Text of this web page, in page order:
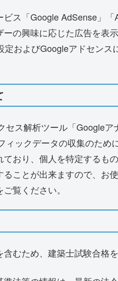
ス「Google AdSense」
の興味に応じた広告を表
およびGoogleアドセンス
ス解析ツール「Googleア
ックデータの収集のため
おり、個人を特定するも
ことが出来ますので、お
ご覧ください。
むため、建築士試験合格